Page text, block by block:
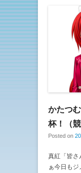
かたつ
杯！（
Posted on
真紅「皆さ
ぁ今日も